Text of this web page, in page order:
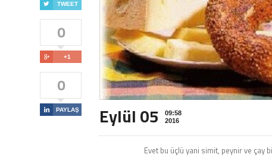
 TWEET
0
 +1
0
 PAYLAŞ Eylül 05
09:58
2016
Evet bu üçlü yani simit, peynir ve çay